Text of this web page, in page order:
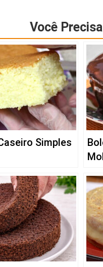
Você
Simples